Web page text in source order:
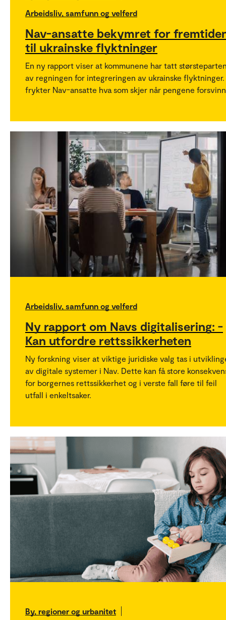
Arbeidsliv, samfunn og velferd
Nav-ansatte bekymret for
til ukrainske flyktninger
En ny rapport viser at kommunene har tatt
av regningen for integreringen av ukrainske flyktninger.
frykter Nav-ansatte hva som skjer når pengene
Arbeidsliv, samfunn og velferd
Ny rapport om Navs digitalisering: -
Kan utfordre rettssikkerheten
Ny forskning viser at viktige juridiske valg tas i
av digitale systemer i Nav. Dette kan få store
for borgernes rettssikkerhet og i verste fall føre til feil
utfall i enkeltsaker.
By, regioner og urbanitet